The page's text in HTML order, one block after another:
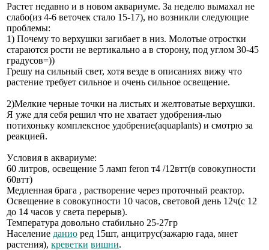
Растет недавно и в новом аквариуме. За неделю вымахал не
слабо(из 4-6 веточек стало 15-17), но возникли следующие
проблемы:
1) Почему то верхушки загибает в низ. Молотые отростки
стараются рости не вертикально а в сторону, под углом 30-45
градусов=))
Грешу на сильный свет, хотя везде в описаниях вижу что
растение требует сильное и очень сильное освещение.
2)Мелкие черные точки на листьях и желтоватые верхушки.
Я уже для себя решил что не хватает удобрения-лью
потихоньку комплексное удобрение(aquaplants) и смотрю за
реакцией.
Уcловия в аквариуме:
60 литров, освещение 5 ламп feron т4 /12втт(в совокупности
60втт)
Медленная брага , растворение через проточный реактор.
Освещение в совокупности 10 часов, световой день 12ч(с 12
до 14 часов у света перерыв).
Температура довольно стабильно 25-27гр
Население данио ред 15шт, анцитрус(зажарю гада, мнет
растения), креветки вишни.